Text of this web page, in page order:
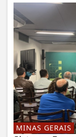
MINAS GERAIS